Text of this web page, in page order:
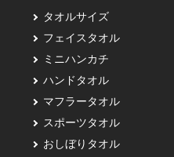
タオルサイズ
フェイスタオル
ミニハンカチ
ハンドタオル
マフラータオル
スポーツタオル
おしぼりタオル